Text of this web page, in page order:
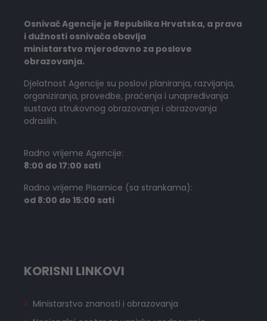
Osnivač Agencije je Republika Hrvatska, a prava
i dužnosti osnivača obavlja
ministarstvo mjerodavno za poslove
obrazovanja.
Djelatnost Agencije su poslovi planiranja, razvijanja,
organiziranja, provedbe, praćenja i unapređivanja
sustava strukovnog obrazovanja i obrazovanja
odraslih.
Radno vrijeme Agencije:
8:00 do 17:00 sati
Radno vrijeme Pisarnice (sa strankama):
od 8:00 do 15:00 sati
KORISNI LINKOVI
Ministarstvo znanosti i obrazovanja